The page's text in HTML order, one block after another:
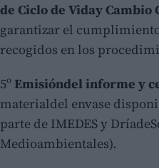
de Ciclo de Viday Cambio
garantizar el
recogidos en los
5ºEmisióndel informe y
materialdel envase
parte de IMEDES y
Medioambientales).